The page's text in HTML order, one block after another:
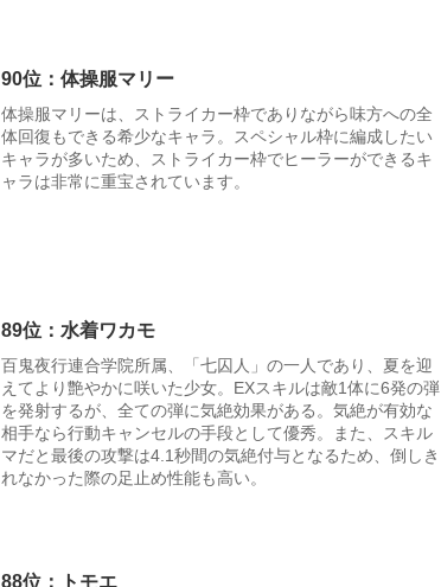
90位：体操服マリー
体操服マリーは、ストライカー枠でありながら味方への全
体回復もできる希少なキャラ。スペシャル枠に編成したい
キャラが多いため、ストライカー枠でヒーラーができるキ
ャラは非常に重宝されています。
89位：水着ワカモ
百鬼夜行連合学院所属、「七囚人」の一人であり、夏を迎
えてより艶やかに咲いた少女。EXスキルは敵1体に6発の弾
を発射するが、全ての弾に気絶効果がある。気絶が有効な
相手なら行動キャンセルの手段として優秀。また、スキル
マだと最後の攻撃は4.1秒間の気絶付与となるため、倒しき
れなかった際の足止め性能も高い。
88位：トモエ